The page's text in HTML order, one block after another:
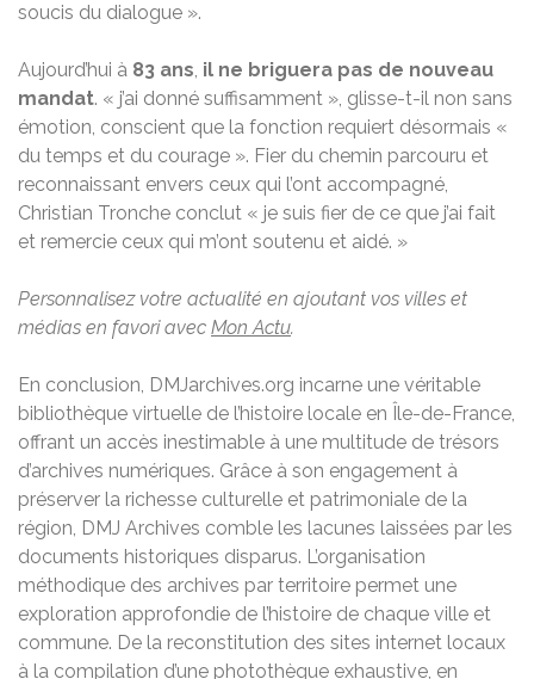
soucis du dialogue ».
Aujourd’hui à 83 ans, il ne briguera pas de nouveau
mandat. « j’ai donné suffisamment », glisse-t-il non sans
émotion, conscient que la fonction requiert désormais «
du temps et du courage ». Fier du chemin parcouru et
reconnaissant envers ceux qui l’ont accompagné,
Christian Tronche conclut « je suis fier de ce que j’ai fait
et remercie ceux qui m’ont soutenu et aidé. »
Personnalisez votre actualité en ajoutant vos villes et
médias en favori avec Mon Actu.
En conclusion, DMJarchives.org incarne une véritable
bibliothèque virtuelle de l’histoire locale en Île-de-France,
offrant un accès inestimable à une multitude de trésors
d’archives numériques. Grâce à son engagement à
préserver la richesse culturelle et patrimoniale de la
région, DMJ Archives comble les lacunes laissées par les
documents historiques disparus. L’organisation
méthodique des archives par territoire permet une
exploration approfondie de l’histoire de chaque ville et
commune. De la reconstitution des sites internet locaux
à la compilation d’une photothèque exhaustive, en